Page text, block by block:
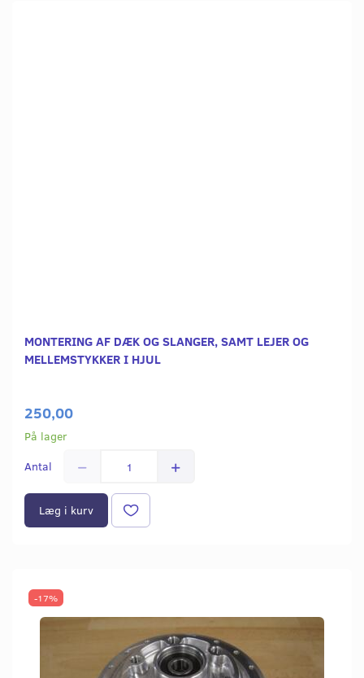
MONTERING AF DÆK OG SLANGER, SAMT LEJER OG
MELLEMSTYKKER I HJUL
250,00
På lager
Antal
Læg i kurv
-17%